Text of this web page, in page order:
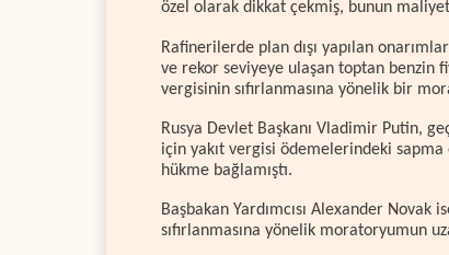
özel olarak dikkat çekmiş, bunun
Rafinerilerde plan dışı yapılan
ve rekor seviyeye ulaşan toptan benzin
vergisinin sıfırlanmasına yönelik bir
Rusya Devlet Başkanı Vladimir Putin,
için yakıt vergisi ödemelerindeki sapma
hükme bağlamıştı.
Başbakan Yardımcısı Alexander Novak
sıfırlanmasına yönelik moratoryumun